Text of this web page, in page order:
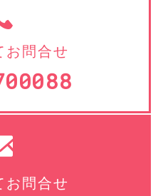
お問合せ
お問合せ